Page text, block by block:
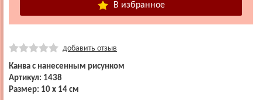
В избранное
добавить отзыв
Канва с нанесенным рисунком
Артикул: 1438
Размер: 10 х 14 см